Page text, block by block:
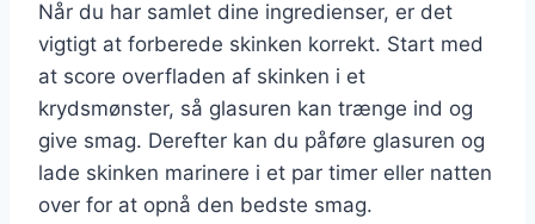
Når du har samlet dine ingredienser, er det
vigtigt at forberede skinken korrekt. Start med
at score overfladen af skinken i et
krydsmønster, så glasuren kan trænge ind og
give smag. Derefter kan du påføre glasuren og
lade skinken marinere i et par timer eller natten
over for at opnå den bedste smag.